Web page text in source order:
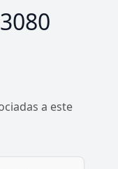
a este